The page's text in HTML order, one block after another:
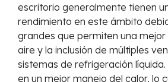
escritorio generalmente tienen
rendimiento en este ámbito
grandes que permiten una mejor
aire y la inclusión de múltiples
sistemas de refrigeración
en un mejor manejo del calor, lo